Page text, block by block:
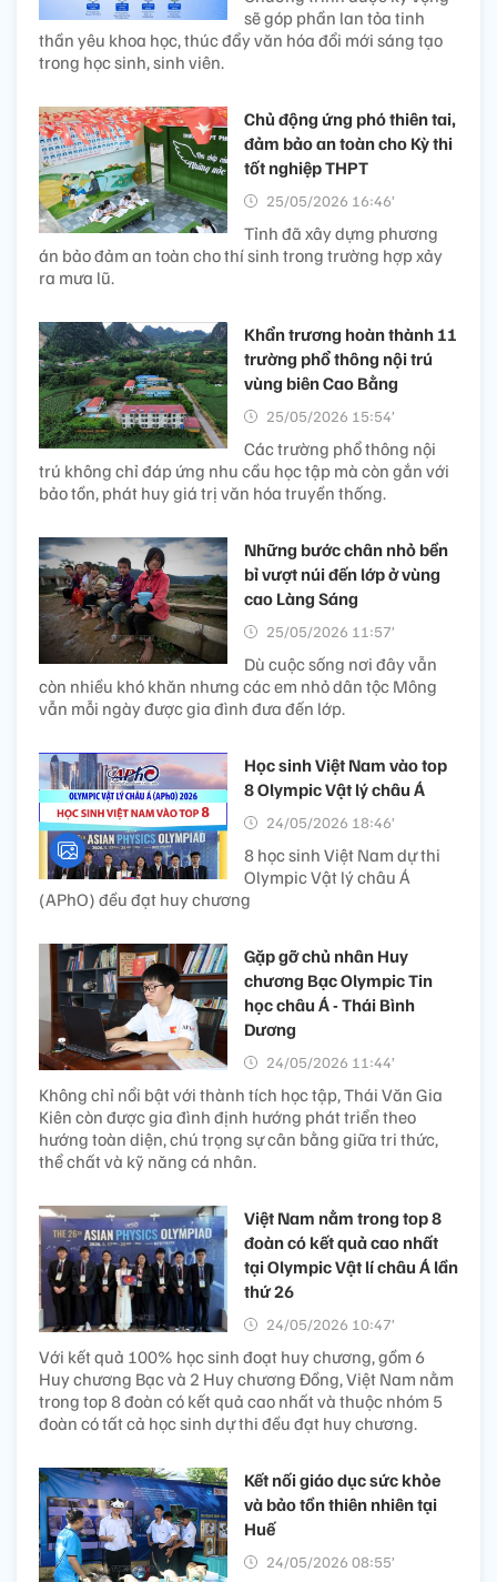
sẽ góp phần lan tỏa tinh
thần yêu khoa học, thúc đẩy văn hóa đổi mới sáng tạo
trong học sinh, sinh viên.
Chủ động ứng phó thiên tai,
đảm bảo an toàn cho Kỳ thi
tốt nghiệp​ THPT
25/05/2026 16:46’
Tỉnh đã xây dựng phương
án bảo đảm an toàn cho thí sinh trong trường hợp xảy
ra mưa lũ.
Khẩn trương hoàn thành 11
trường phổ thông nội trú
vùng biên Cao Bằng
25/05/2026 15:54’
Các trường phổ thông nội
trú không chỉ đáp ứng nhu cầu học tập mà còn gắn với
bảo tồn, phát huy giá trị văn hóa truyền thống.
Những bước chân nhỏ bền
bỉ vượt núi đến lớp ở vùng
cao Làng Sáng
25/05/2026 11:57’
Dù cuộc sống nơi đây vẫn
còn nhiều khó khăn nhưng các em nhỏ dân tộc Mông
vẫn mỗi ngày được gia đình đưa đến lớp.
Học sinh Việt Nam vào top
8 Olympic Vật lý châu Á
24/05/2026 18:46’
8 học sinh Việt Nam dự thi
Olympic Vật lý châu Á
(APhO) đều đạt huy chương
Gặp gỡ chủ nhân Huy
chương Bạc Olympic Tin
học châu Á - Thái Bình
Dương
24/05/2026 11:44’
Không chỉ nổi bật với thành tích học tập, Thái Văn Gia
Kiên còn được gia đình định hướng phát triển theo
hướng toàn diện, chú trọng sự cân bằng giữa tri thức,
thể chất và kỹ năng cá nhân.
Việt Nam nằm trong top 8
đoàn có kết quả cao nhất
tại Olympic Vật lí châu Á lần
thứ 26
24/05/2026 10:47’
Với kết quả 100% học sinh đoạt huy chương, gồm 6
Huy chương Bạc và 2 Huy chương Đồng, Việt Nam nằm
trong top 8 đoàn có kết quả cao nhất và thuộc nhóm 5
đoàn có tất cả học sinh dự thi đều đạt huy chương.
Kết nối giáo dục sức khỏe
và bảo tồn thiên nhiên tại
Huế
24/05/2026 08:55’